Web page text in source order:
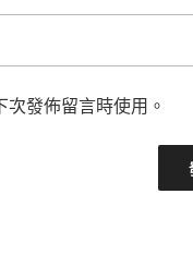
發佈留言時使用。